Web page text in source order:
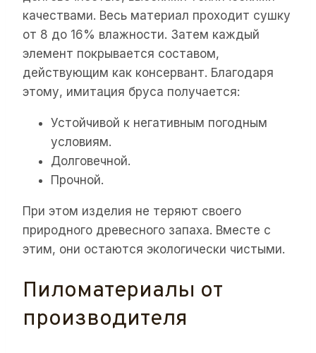
качествами. Весь материал проходит сушку
от 8 до 16% влажности. Затем каждый
элемент покрывается составом,
действующим как консервант. Благодаря
этому, имитация бруса получается:
Устойчивой к негативным погодным
условиям.
Долговечной.
Прочной.
При этом изделия не теряют своего
природного древесного запаха. Вместе с
этим, они остаются экологически чистыми.
Пиломатериалы от
производителя